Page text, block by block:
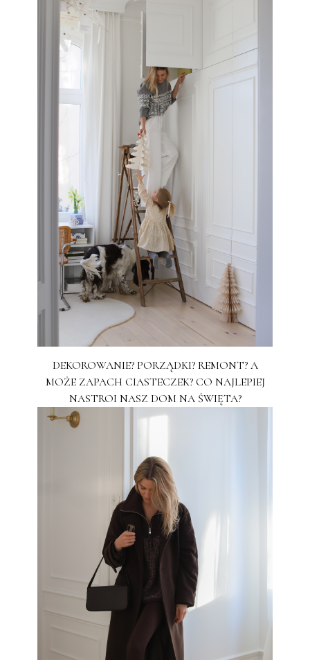
DEKOROWANIE? PORZĄDKI? REMONT? A
MOŻE ZAPACH CIASTECZEK? CO NAJLEPIEJ
NASTROI NASZ DOM NA ŚWIĘTA?